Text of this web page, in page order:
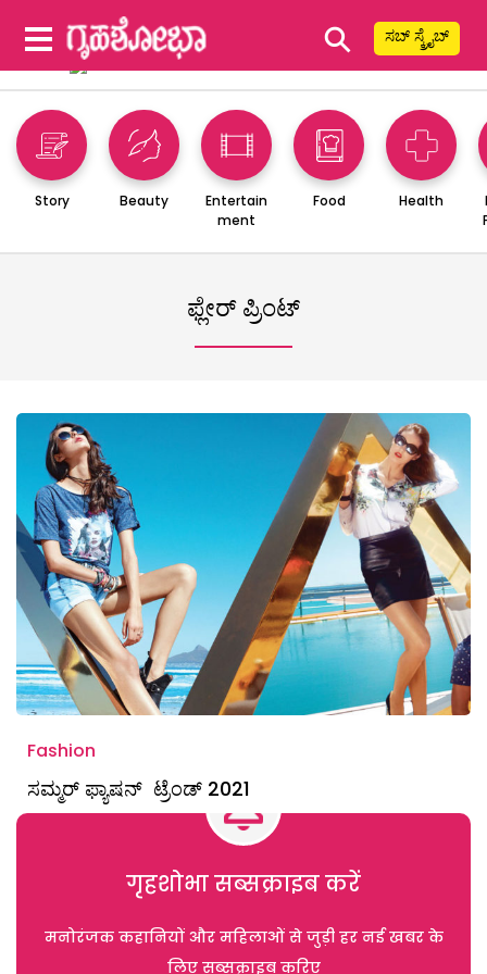
⚲ ಸಬ್ ಸ್ಕ್ರೈಬ್
Story Beauty
Entertain
ment
Food Health
ಫ್ಲೇರ್ ಪ್ರಿಂಟ್
Fashion
ಸಮ್ಮರ್‌ ಫ್ಯಾಷನ್‌ ಟ್ರೆಂಡ್‌ 2021
गृहशोभा सब्सक्राइब करें
मनोरंजक कहानियों और महिलाओं से जुड़ी हर नई खबर के
लिए सब्सक्राइब करिए